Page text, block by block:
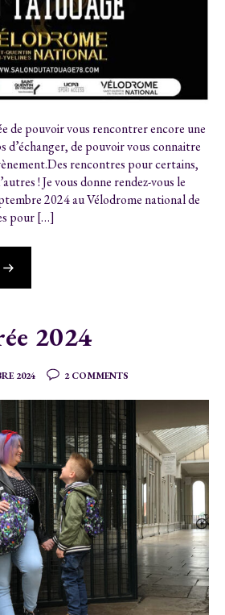
de pouvoir vous rencontrer encore une
d’échanger, de pouvoir vous connaitre
rencontres pour certains,
! Je vous donne rendez-vous le
2024 au Vélodrome national de
pour […]
2024
2024 2 COMMENTS